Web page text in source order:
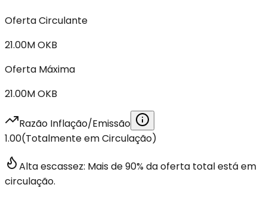
Oferta Circulante
21.00MOKB
Oferta Máxima
21.00MOKB
Razão Inflação/Emissão
1.00(Totalmente em Circulação)
Alta escassez: Mais de 90% da oferta total está em
circulação.